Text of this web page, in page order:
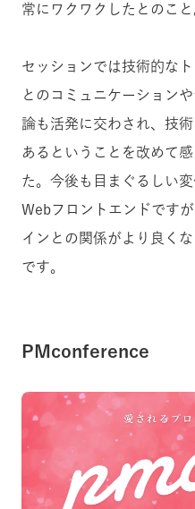
常にワクワクしたとのこと
セッションでは技術的な
とのコミュニケーション
論も活発に交わされ、技
あるということを改めて
た。今後も目まぐるしい
Webフロントエンドです
インとの関係がより良く
です。
PMconference